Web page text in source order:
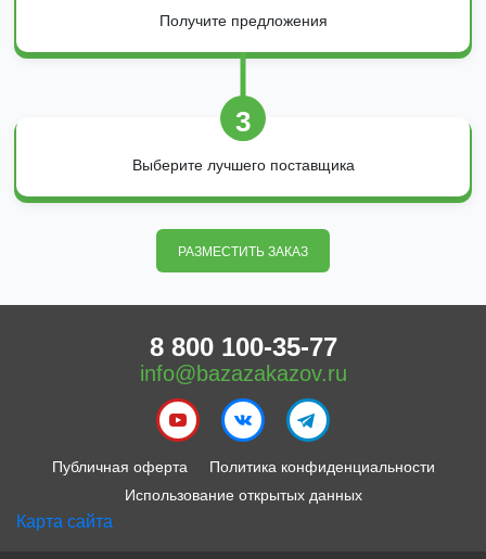
Получите предложения
3
Выберите лучшего поставщика
РАЗМЕСТИТЬ ЗАКАЗ
Публичная оферта
Политика конфиденциальности
Использование открытых данных
Карта сайта
8 800 100-35-77
info@bazazakazov.ru